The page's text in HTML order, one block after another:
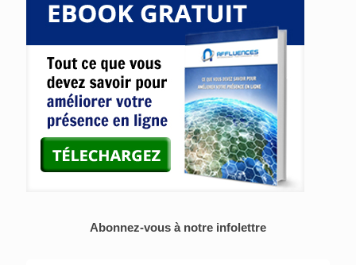
Abonnez-vous à notre infolettre